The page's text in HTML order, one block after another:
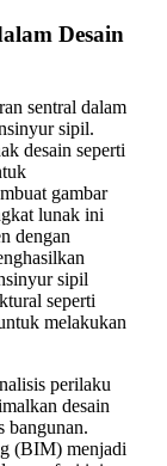
Desain
sentral dalam
sipil.
desain seperti
gambar
lunak ini
dengan
sipil
seperti
melakukan
perilaku
desain
bangunan.
(BIM) menjadi